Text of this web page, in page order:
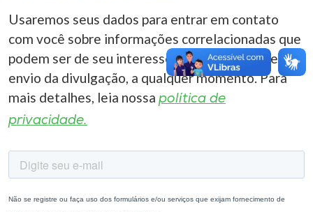
Usaremos seus dados para entrar em contato
com você sobre informações correlacionadas que
podem ser de seu interesse. Você pode cancelar o
envio da divulgação, a qualquer momento. Para
mais detalhes, leia nossa política de
privacidade.